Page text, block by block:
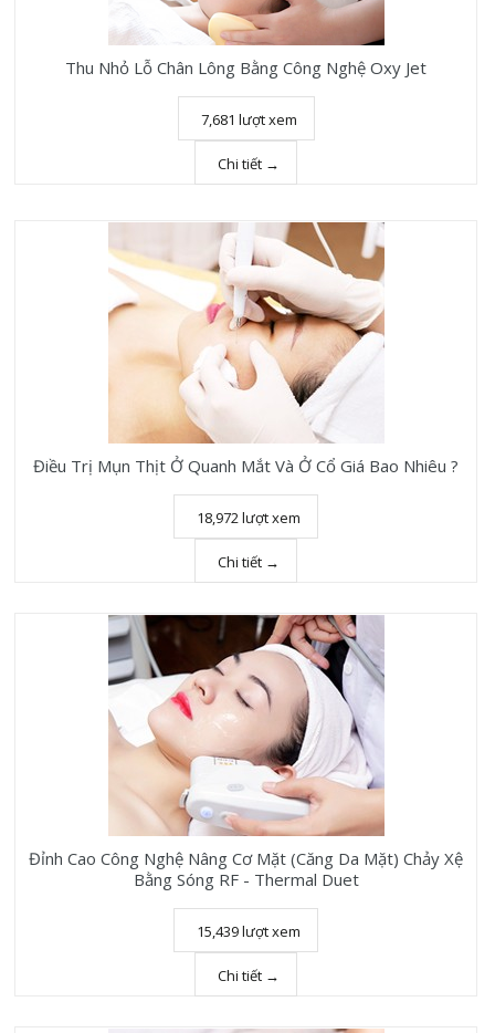
Thu Nhỏ Lỗ Chân Lông Bằng Công Nghệ Oxy Jet
7,681 lượt xem
Chi tiết →
Điều Trị Mụn Thịt Ở Quanh Mắt Và Ở Cổ Giá Bao Nhiêu ?
18,972 lượt xem
Chi tiết →
Đỉnh Cao Công Nghệ Nâng Cơ Mặt (Căng Da Mặt) Chảy Xệ
Bằng Sóng RF - Thermal Duet
15,439 lượt xem
Chi tiết →